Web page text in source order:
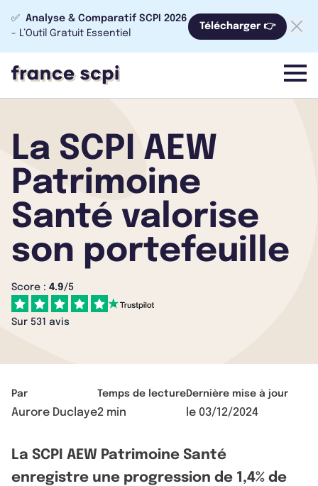
✅ Analyse & Comparatif SCPI 2026
- L’Outil Gratuit Essentiel
Télécharger 👉
menu
La SCPI AEW
Patrimoine
Santé valorise
son portefeuille
Score : 4.9/5
Sur 531 avis
Par
Aurore Duclaye
Temps de lecture
2 min
Dernière mise à jour
le 03/12/2024
La SCPI AEW Patrimoine Santé
enregistre une progression de 1,4% de